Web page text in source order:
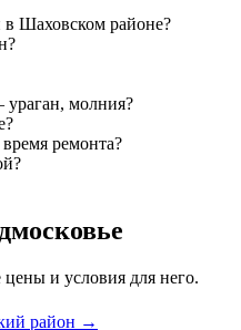
Шаховском районе?
ураган, молния?
ремонта?
и условия для него.
район →